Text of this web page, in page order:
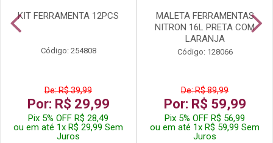
KIT FERRAMENTA 12PCS
Código: 254808
De: R$ 39,99
Por: R$ 29,99
Pix 5% OFF R$ 28,49
ou em até 1x R$ 29,99 Sem
Juros
MALETA FERRAMENTAS
NITRON 16L PRETA COM
LARANJA
Código: 128066
De: R$ 89,99
Por: R$ 59,99
Pix 5% OFF R$ 56,99
ou em até 1x R$ 59,99 Sem
Juros